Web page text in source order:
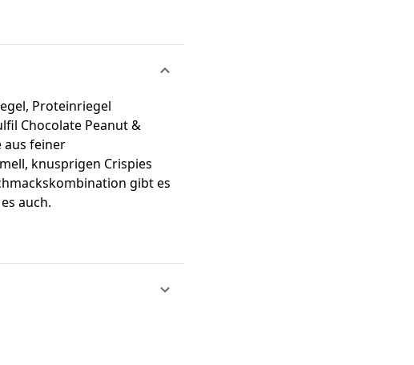
Proteinriegel
Chocolate Peanut &
aus feiner
knusprigen Crispies
gibt es
auch.